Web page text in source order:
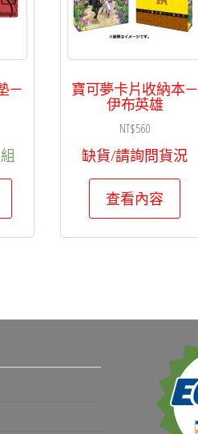
－ 寶可夢卡片收納本－
伊布英雄
NT$560
缺貨/請詢問貨況
查看內容